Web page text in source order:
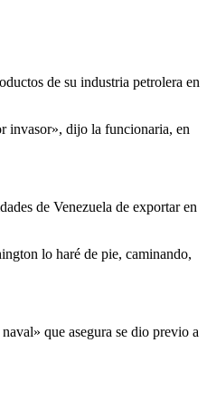
de su industria petrolera en
invasor», dijo la funcionaria, en
de Venezuela de exportar en
lo haré de pie, caminando,
que asegura se dio previo a